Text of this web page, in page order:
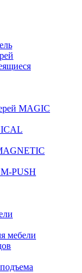
MAGIC
PUSH
мебели